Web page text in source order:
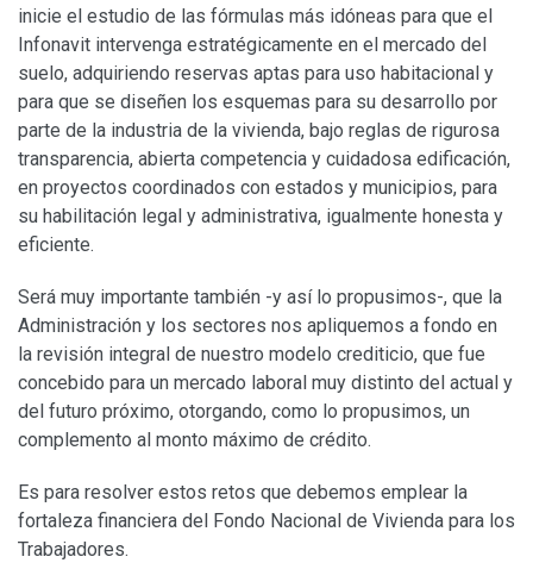
inicie el estudio de las fórmulas más idóneas para que el
Infonavit intervenga estratégicamente en el mercado del
suelo, adquiriendo reservas aptas para uso habitacional y
para que se diseñen los esquemas para su desarrollo por
parte de la industria de la vivienda, bajo reglas de rigurosa
transparencia, abierta competencia y cuidadosa edificación,
en proyectos coordinados con estados y municipios, para
su habilitación legal y administrativa, igualmente honesta y
eficiente.
Será muy importante también -y así lo propusimos-, que la
Administración y los sectores nos apliquemos a fondo en
la revisión integral de nuestro modelo crediticio, que fue
concebido para un mercado laboral muy distinto del actual y
del futuro próximo, otorgando, como lo propusimos, un
complemento al monto máximo de crédito.
Es para resolver estos retos que debemos emplear la
fortaleza financiera del Fondo Nacional de Vivienda para los
Trabajadores.